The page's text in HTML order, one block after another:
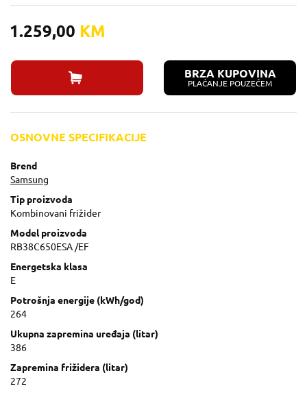
1.259,00 KM
BRZA KUPOVINA
PLAĆANJE POUZEĆEM
OSNOVNE SPECIFIKACIJE
Brend
Samsung
Tip proizvoda
Kombinovani frižider
Model proizvoda
RB38C650ESA /EF
Energetska klasa
E
Potrošnja energije (kWh/god)
264
Ukupna zapremina uređaja (litar)
386
Zapremina frižidera (litar)
272